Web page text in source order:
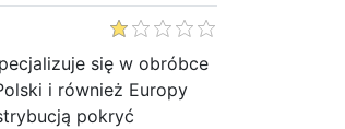
się w obróbce
i również Europy
pokryć